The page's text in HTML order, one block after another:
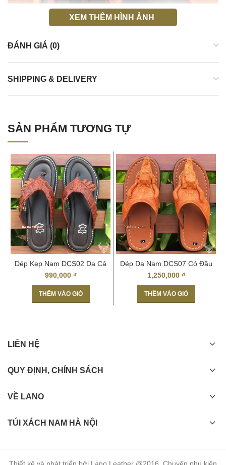
XEM THÊM HÌNH ẢNH
ĐÁNH GIÁ (0)
SHIPPING & DELIVERY
SẢN PHẨM TƯƠNG TỰ
Dép Kẹp Nam DCS02 Da Cá
Sấu Thật
990,000 ₫
THÊM VÀO GIỎ
Dép Da Nam DCS07 Có Đầu
Cá Sấu Thật
1,250,000 ₫
THÊM VÀO GIỎ
LIÊN HỆ
QUY ĐỊNH, CHÍNH SÁCH
VỀ LANO
TÚI XÁCH NAM HÀ NỘI
Thiết kê và phát triển bởi Lano Leather @2016. Chuyên phụ kiện